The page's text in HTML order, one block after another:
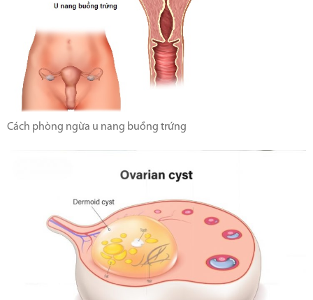
Cách phòng ngừa u nang buồng trứng